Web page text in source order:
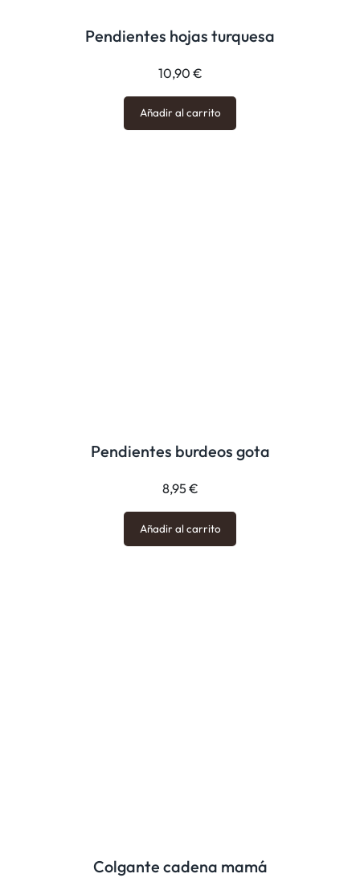
Pendientes hojas turquesa
10,90 €
Añadir al carrito
Pendientes burdeos gota
8,95€
Añadir al carrito
Colgante cadena mamá